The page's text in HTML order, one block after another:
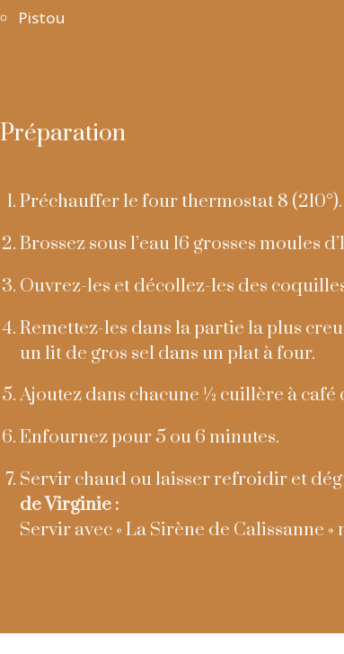
Pistou
Préparation
Préchauffer le four thermostat 8 (210°).
Brossez sous l’eau 16 grosses moules
Ouvrez-les et décollez-les des
Remettez-les dans la partie la plus
un lit de gros sel dans un plat à four.
Ajoutez dans chacune ½ cuillère à café
Enfournez pour 5 ou 6 minutes.
Servir chaud ou laisser refroidir et
de Virginie :
Servir avec « La Sirène de Calissanne